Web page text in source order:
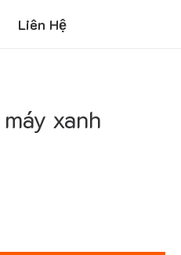
Liên Hệ
xanh